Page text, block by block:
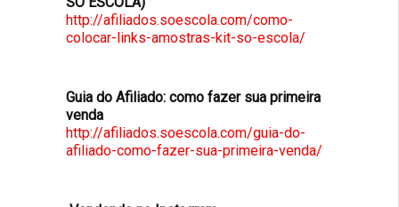
http://afiliados.soescola.com/como-
colocar-links-amostras-kit-so-escola/
Guia do Afiliado: como fazer sua primeira
venda
http://afiliados.soescola.com/guia-do-
afiliado-como-fazer-sua-primeira-venda/